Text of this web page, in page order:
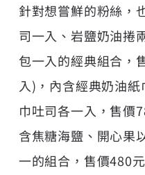
針對想嘗鮮的粉絲，
司一入、岩鹽奶油捲
包一入的經典組合，
入)，內含經典奶油
巾吐司各一入，售價
含焦糖海鹽、開心果
一的組合，售價480